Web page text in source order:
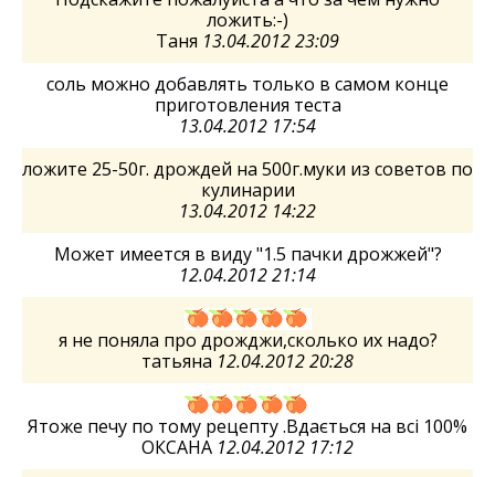
ложить:-)
Таня 13.04.2012 23:09
соль можно добавлять только в самом конце
приготовления теста
13.04.2012 17:54
ложите 25-50г. дрождей на 500г.муки из советов по
кулинарии
13.04.2012 14:22
Может имеется в виду "1.5 пачки дрожжей"?
12.04.2012 21:14
я не поняла про дрожджи,сколько их надо?
татьяна 12.04.2012 20:28
Ятоже печу по тому рецепту .Вдається на всі 100%
ОКСАНА 12.04.2012 17:12